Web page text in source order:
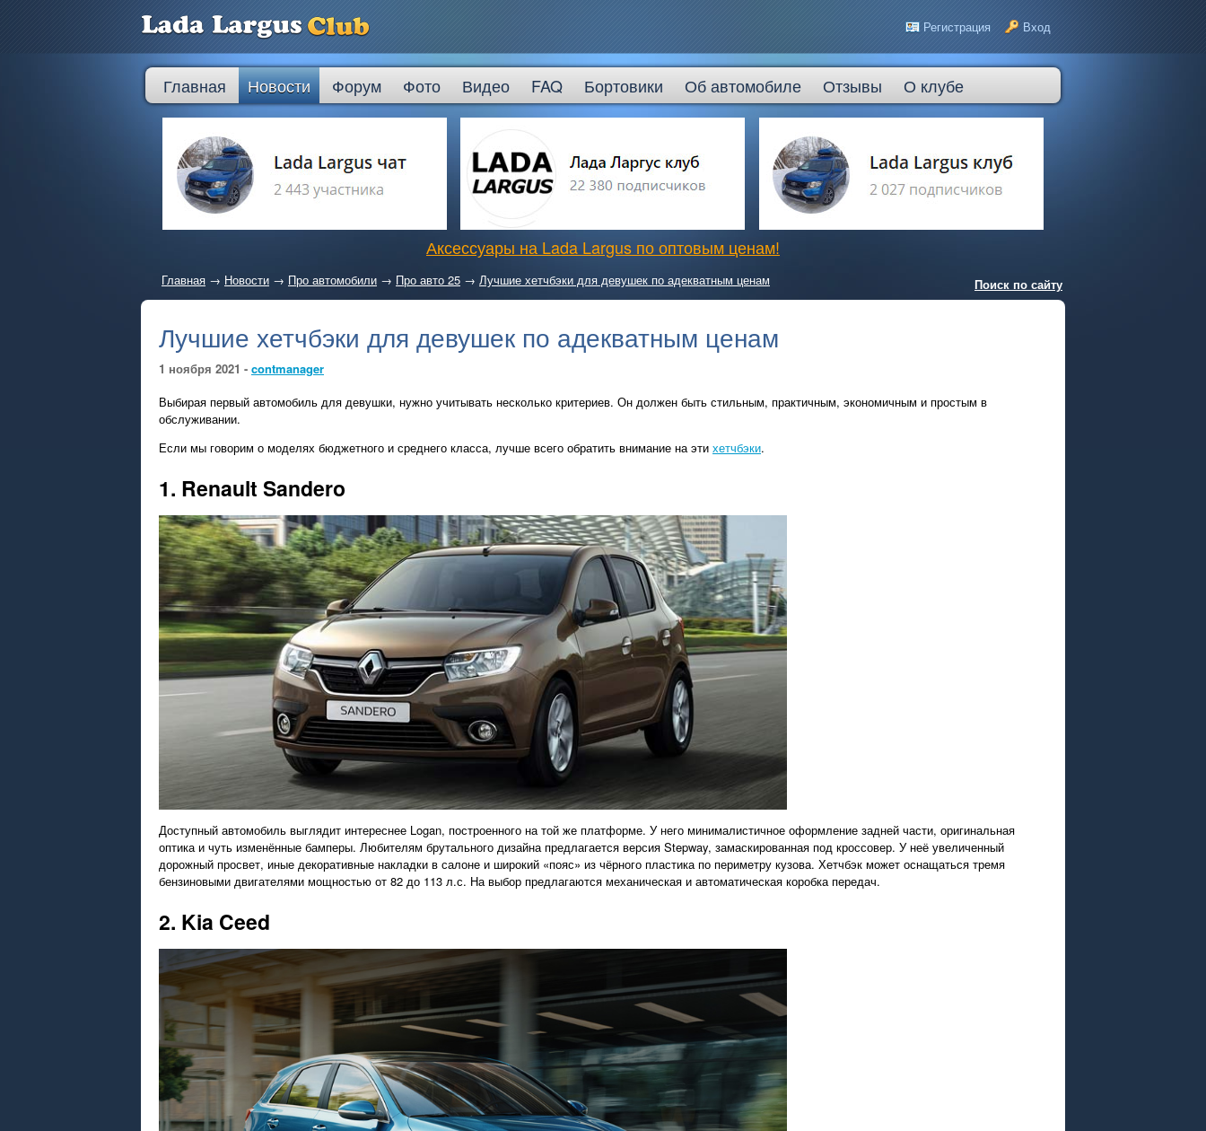
Регистрация Вход
Главная Новости Форум Фото Видео FAQ Бортовики Об автомобиле Отзывы О клубе
Аксессуары на Lada Largus по оптовым ценам!
Главная → Новости → Про автомобили → Про авто 25 → Лучшие хетчбэки для девушек по адекватным ценам Поиск по сайту
Лучшие хетчбэки для девушек по адекватным ценам
1 ноября 2021 - contmanager
Выбирая первый автомобиль для девушки, нужно учитывать несколько критериев. Он должен быть стильным, практичным, экономичным и простым в
обслуживании.
Если мы говорим о моделях бюджетного и среднего класса, лучше всего обратить внимание на эти хетчбэки.
1. Renault Sandero
Доступный автомобиль выглядит интереснее Logan, построенного на той же платформе. У него минималистичное оформление задней части, оригинальная
оптика и чуть изменённые бамперы. Любителям брутального дизайна предлагается версия Stepway, замаскированная под кроссовер. У неё увеличенный
дорожный просвет, иные декоративные накладки в салоне и широкий «пояс» из чёрного пластика по периметру кузова. Хетчбэк может оснащаться тремя
бензиновыми двигателями мощностью от 82 до 113 л.с. На выбор предлагаются механическая и автоматическая коробка передач.
2. Kia Ceed